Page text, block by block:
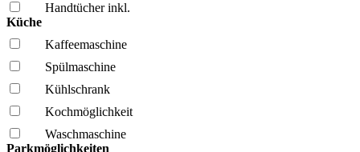
Handtücher inkl.
Küche
Kaffee­maschine
Spül­maschine
Kühl­schrank
Kochmöglich­keit
Wasch­maschine
Parkmöglichkeiten